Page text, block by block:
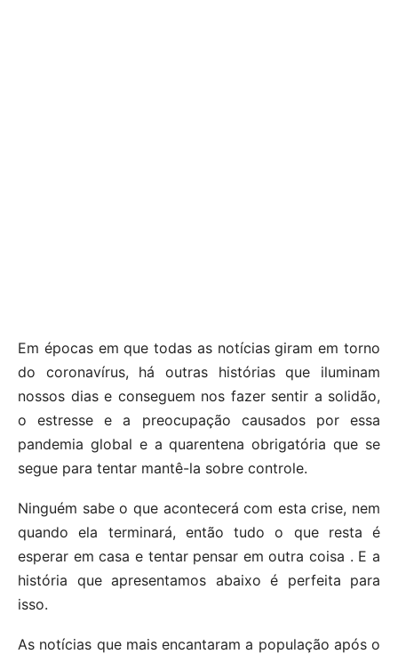
Em épocas em que todas as notícias giram em torno
do coronavírus, há outras histórias que iluminam
nossos dias e conseguem nos fazer sentir a solidão,
o estresse e a preocupação causados ​​por essa
pandemia global e a quarentena obrigatória que se
segue para tentar mantê-la sobre controle.
Ninguém sabe o que acontecerá com esta crise, nem
quando ela terminará, então tudo o que resta é
esperar em casa e tentar pensar em outra coisa . E a
história que apresentamos abaixo é perfeita para
isso.
As notícias que mais encantaram a população após o